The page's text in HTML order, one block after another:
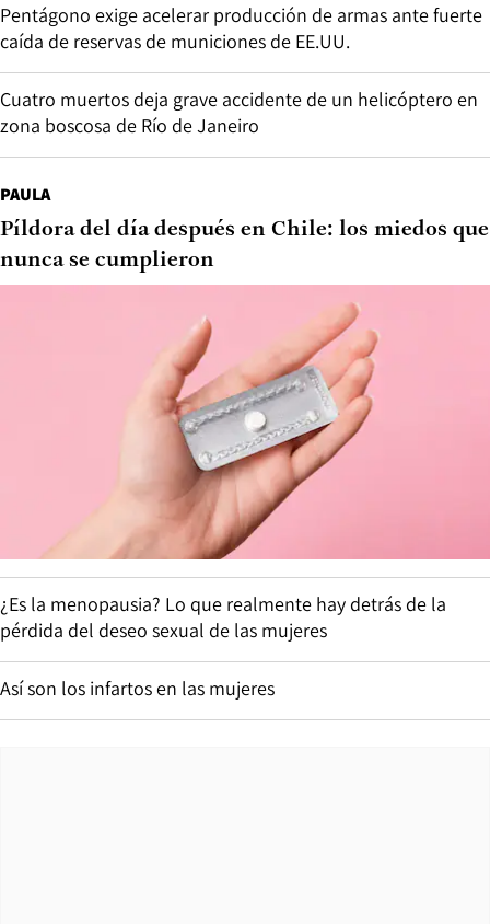
Pentágono exige acelerar producción de armas ante fuerte
caída de reservas de municiones de EE.UU.
Cuatro muertos deja grave accidente de un helicóptero en
zona boscosa de Río de Janeiro
PAULA
Píldora del día después en Chile: los miedos que
nunca se cumplieron
¿Es la menopausia? Lo que realmente hay detrás de la
pérdida del deseo sexual de las mujeres
Así son los infartos en las mujeres